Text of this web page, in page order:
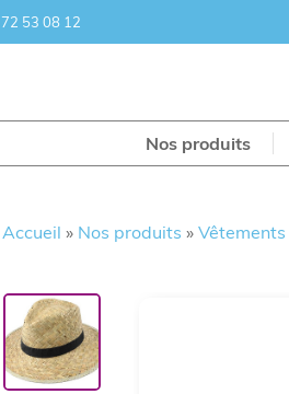
53 08 12
Nos produits
Accueil » Nos produits »